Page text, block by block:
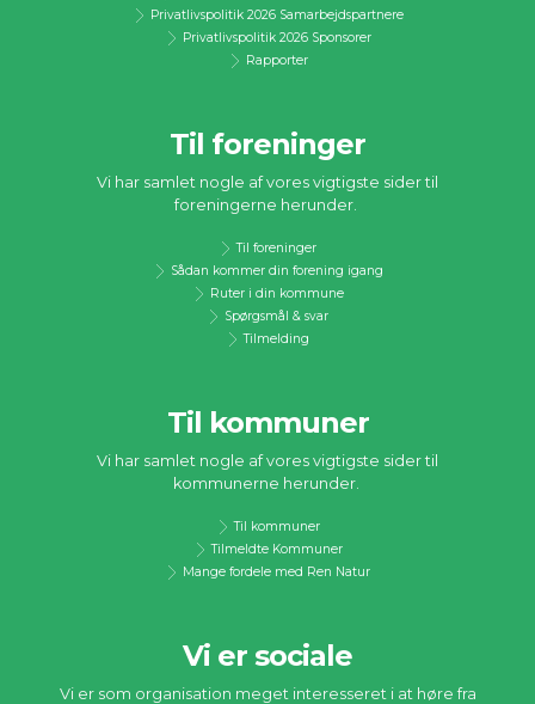
Privatlivspolitik 2026 Samarbejdspartnere
Privatlivspolitik 2026 Sponsorer
Rapporter
Til foreninger
Vi har samlet nogle af vores vigtigste sider til
foreningerne herunder.
Til foreninger
Sådan kommer din forening igang
Ruter i din kommune
Spørgsmål & svar
Tilmelding
Til kommuner
Vi har samlet nogle af vores vigtigste sider til
kommunerne herunder.
Til kommuner
Tilmeldte Kommuner
Mange fordele med Ren Natur
Vi er sociale
Vi er som organisation meget interesseret i at høre fra